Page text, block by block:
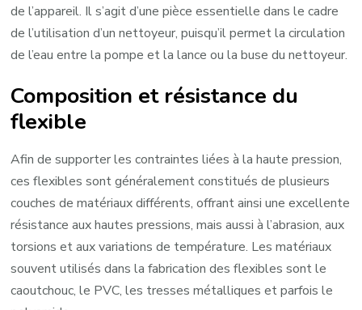
de l’appareil. Il s’agit d’une pièce essentielle dans le cadre
de l’utilisation d’un nettoyeur, puisqu’il permet la circulation
de l’eau entre la pompe et la lance ou la buse du nettoyeur.
Composition et résistance du
flexible
Afin de supporter les contraintes liées à la haute pression,
ces flexibles sont généralement constitués de plusieurs
couches de matériaux différents, offrant ainsi une excellente
résistance aux hautes pressions, mais aussi à l’abrasion, aux
torsions et aux variations de température. Les matériaux
souvent utilisés dans la fabrication des flexibles sont le
caoutchouc, le PVC, les tresses métalliques et parfois le